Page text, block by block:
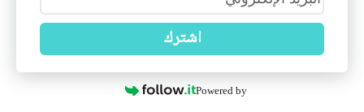
اشترك
Powered by